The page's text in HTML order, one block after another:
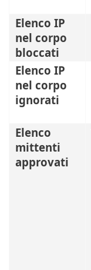
Elenco IP
nel corpo
bloccati
Elenco IP
nel corpo
ignorati
Elenco
mittenti
approvati